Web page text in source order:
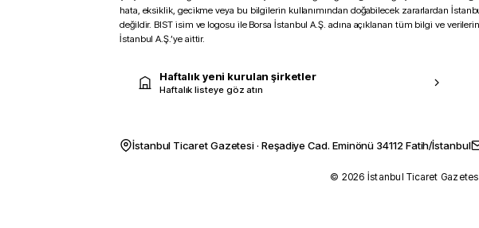
hata, eksiklik, gecikme veya bu bilgilerin kullanımından doğabilecek zararlardan
değildir. BIST isim ve logosu ile Borsa İstanbul A.Ş. adına açıklanan tüm bilgi ve
İstanbul A.Ş.’ye aittir.
Haftalık yeni kurulan şirketler
Haftalık listeye göz atın
İstanbul Ticaret Gazetesi · Reşadiye Cad. Eminönü 34112 Fatih/İstanbul
© 2026 İstanbul Ticaret Gazetesi